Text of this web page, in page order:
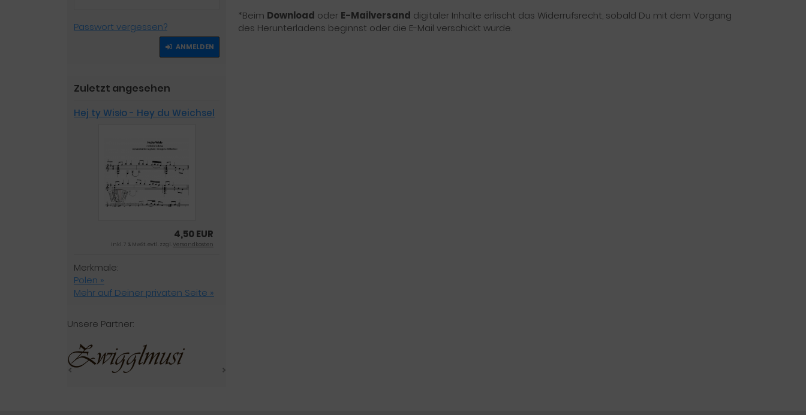
*Beim Download oder E-Mailversand digitaler Inhalte erlischt das Widerrufsrecht, sobald Du mit dem Vorgang
des Herunterladens beginnst oder die E-Mail verschickt wurde.
Passwort vergessen?
ANMELDEN
Zuletzt angesehen
Hej ty Wisło - Hey du Weichsel
4,50 EUR
inkl. 7 % MwSt. evtl. zzgl.Versandkosten
Merkmale:
Polen »
Mehr auf Deiner privaten Seite »
Unsere Partner: